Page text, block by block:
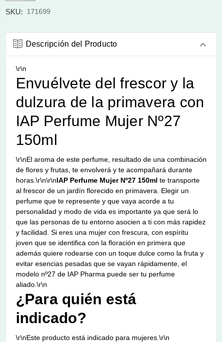
SKU: 171699
Descripción del Producto
\r\n
Envuélvete del frescor y la
dulzura de la primavera con
IAP Perfume Mujer Nº27
150ml
\r\nEl aroma de este perfume, resultado de una combinación
de flores y frutas, te envolverá y te acompañará durante
horas.\r\n\r\nIAP Perfume Mujer Nº27 150ml te transporte
al frescor de un jardín florecido en primavera. Elegir un
perfume que te represente y que vaya acorde a tu
personalidad y modo de vida es importante ya que será lo
que las personas de tu entorno asocien a ti con más rapidez
y facilidad. Si eres una mujer con frescura, con espíritu
joven que se identifica con la floración en primera que
además quiere rodearse con un toque dulce como la fruta y
evitar esencias pesadas que se vayan rápidamente, el
modelo nº27 de IAP Pharma puede ser tu perfume
aliado.\r\n
¿Para quién está
indicado?
\r\nEste producto está indicado para mujeres.\r\n